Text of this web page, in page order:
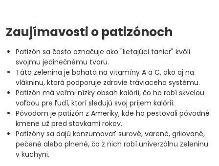
Zaujímavosti o patizónoch
Patizón sa často označuje ako "lietajúci tanier" kvôli
svojmu jedinečnému tvaru.
Táto zelenina je bohatá na vitamíny A a C, ako aj na
vlákninu, ktorá podporuje zdravie tráviaceho systému.
Patizón má veľmi nízky obsah kalórií, čo ho robí skvelou
voľbou pre ľudí, ktorí sledujú svoj príjem kalórií.
Pôvodom je patizón z Ameriky, kde ho pestovali pôvodné
kmene už pred stovkami rokov.
Patizóny sa dajú konzumovať surové, varené, grilované,
pečené alebo plnené, čo z nich robí univerzálnu zeleninu
v kuchyni.